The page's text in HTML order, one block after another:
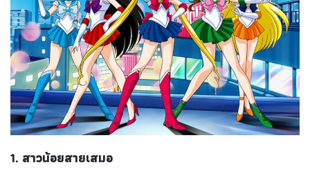
1. สาวน้อยสายเสมอ